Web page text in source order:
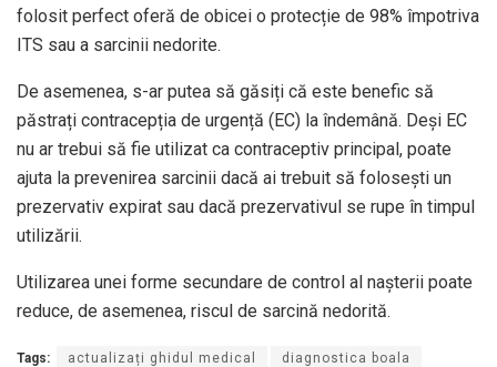
folosit perfect oferă de obicei o protecție de 98% împotriva
ITS sau a sarcinii nedorite.
De asemenea, s-ar putea să găsiți că este benefic să
păstrați contracepția de urgență (EC) la îndemână. Deși EC
nu ar trebui să fie utilizat ca contraceptiv principal, poate
ajuta la prevenirea sarcinii dacă ai trebuit să folosești un
prezervativ expirat sau dacă prezervativul se rupe în timpul
utilizării.
Utilizarea unei forme secundare de control al nașterii poate
reduce, de asemenea, riscul de sarcină nedorită.
Tags: actualizați ghidul medical diagnostica boala